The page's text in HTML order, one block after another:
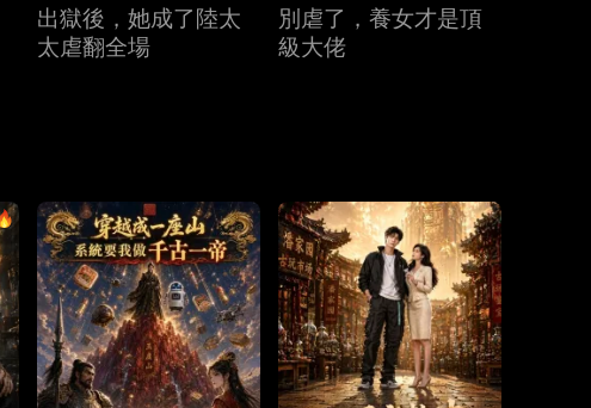
第40集
出獄後，她成了陸太
太虐翻全場
別虐了，養女才是頂
級大佬